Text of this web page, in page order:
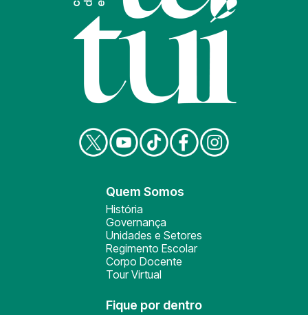
Quem Somos
História
Governança
Unidades e Setores
Regimento Escolar
Corpo Docente
Tour Virtual
Fique por dentro